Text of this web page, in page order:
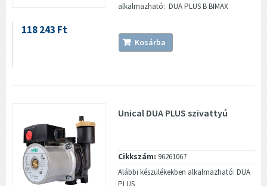
alkalmazható: DUA PLUS B BIMAX
118 243 Ft
Kosárba
Unical DUA PLUS szivattyú
Cikkszám: 96261067
Alábbi készülékekben alkalmazható: DUA
PLUS